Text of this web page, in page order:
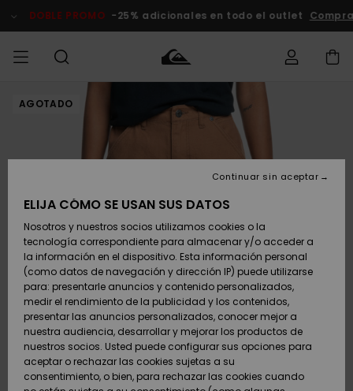
del
DOBLE PROMO -25% adicionales en todo el outlet
HOMBRE Ropa
Zapatos y
chanclas
Surf
Snow
Ropa
Zapatos y
chanclas
Surf
Snow
Shop
Destacados
Snow
SURF
Surf Shop
Hombre
Highlights
Comunidad
SNOW
Tienda
Snow
Snow Niños
Tienda
Snow Mujer
Destacados
Comunidad
DOBLE
PROMO
Outlet
Hombre
Outlet
Mujer
AYUDA &
Accede a tu
pedido
Envio
Devoluciones
Pago
Tarjeta de
regalo
Quiksilver
Freedom
AGOTADO
ELIJA CÓMO SE USAN SUS DATOS
Nosotros y nuestros socios utilizamos cookies o la
tecnología correspondiente para almacenar y/o acceder a
la información en el dispositivo. Esta información personal
(como datos de navegación y dirección IP) puede utilizarse
para: presentarle anuncios y contenido personalizados,
medir el rendimiento de la publicidad y los contenidos,
presentar las anuncios personalizados, conocer mejor a
nuestra audiencia, desarrollar y mejorar los productos de
nuestros socios. Usted puede configurar sus opciones para
aceptar o rechazar las cookies sujetas a su
consentimiento, o bien, para rechazar las cookies cuando
Continuar sin aceptar